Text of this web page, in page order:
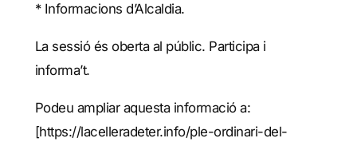
* Informacions d’Alcaldia.
La sessió és oberta al públic. Participa i
informa’t.
Podeu ampliar aquesta informació a:
[https://lacelleradeter.info/ple-ordinari-del-